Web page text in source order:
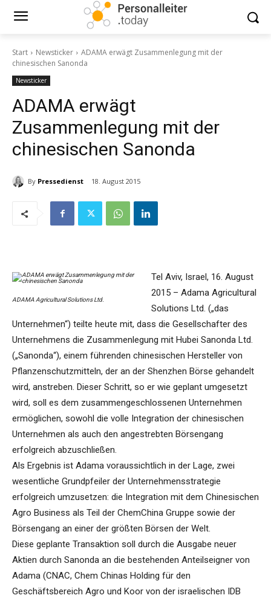
Start Newsticker
ADAMA erwägt Zusammenlegung mit der
chinesischen Sanonda
Newsticker
ADAMA erwägt
Zusammenlegung mit der
chinesischen Sanonda
By Pressedienst 18. August 2015
ADAMA Agricultural Solutions Ltd.
Tel Aviv, Israel, 16. August
2015 – Adama Agricultural
Solutions Ltd. („das
Unternehmen“) teilte heute mit, dass die Gesellschafter des
Unternehmens die Zusammenlegung mit Hubei Sanonda Ltd.
(„Sanonda“), einem führenden chinesischen Hersteller von
Pflanzenschutzmitteln, der an der Shenzhen Börse gehandelt
wird, anstreben. Dieser Schritt, so er wie geplant umgesetzt
wird, soll es dem zusammengeschlossenen Unternehmen
ermöglichen, sowohl die volle Integration der chinesischen
Unternehmen als auch den angestrebten Börsengang
erfolgreich abzuschließen.
Als Ergebnis ist Adama voraussichtlich in der Lage, zwei
wesentliche Grundpfeiler der Unternehmensstrategie
erfolgreich umzusetzen: die Integration mit dem Chinesischen
Agro Business als Teil der ChemChina Gruppe sowie der
Börsengang an einer der größten Börsen der Welt.
Diese geplante Transaktion soll durch die Ausgabe neuer
Aktien durch Sanonda an die bestehenden Anteilseigner von
Adama (CNAC, Chem Chinas Holding für den
Geschäftsbereich Agro und Koor von der israelischen IDB